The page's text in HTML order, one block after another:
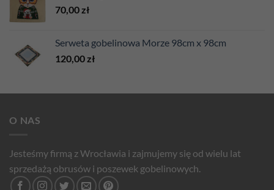
70,00 zł
Serweta gobelinowa Morze 98cm x 98cm
120,00 zł
O NAS
Jesteśmy firmą z Wrocławia i zajmujemy się od wielu lat
sprzedażą obrusów i poszewek gobelinowych.